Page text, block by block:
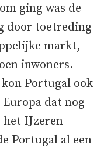
ging was de
door toetreding
markt,
inwoners.
Portugal ook
dat nog
het IJzeren
Portugal al een